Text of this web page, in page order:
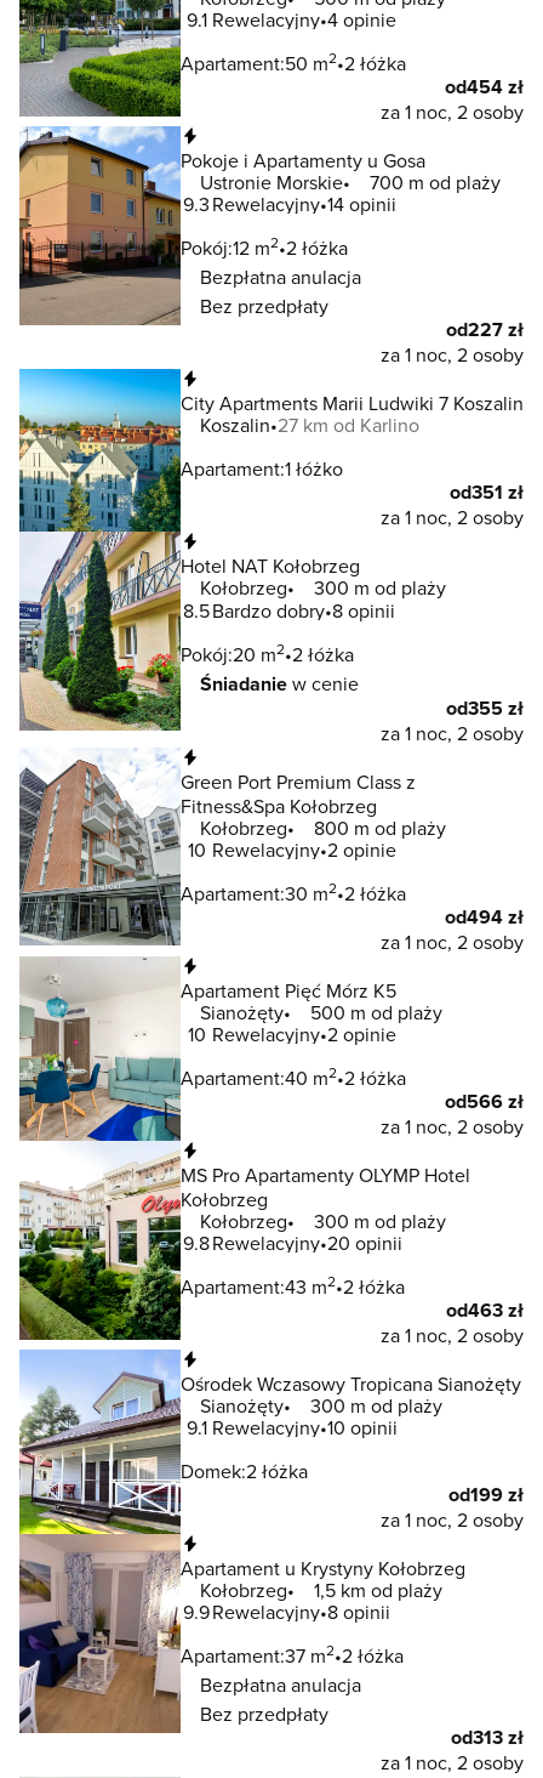
9.1 Rewelacyjny 4 opinie
Apartament:50 m2 2 łóżka
od454 zł
za 1 noc, 2 osoby
Pokoje i Apartamenty u Gosa
Ustronie Morskie
700 m od plaży
9.3Rewelacyjny 14 opinii
Pokój:12 m2 2 łóżka
Bezpłatna anulacja
Bez przedpłaty
od227 zł
za 1 noc, 2 osoby
City Apartments Marii Ludwiki 7 Koszalin
Koszalin 27 km od Karlino
Apartament:1 łóżko
od351 zł
za 1 noc, 2 osoby
Hotel NAT Kołobrzeg
Kołobrzeg
300 m od plaży
8.5Bardzo dobry 8 opinii
Pokój:20 m2 2 łóżka
Śniadaniew cenie
od355 zł
za 1 noc, 2 osoby
Green Port Premium Class z
Fitness&Spa Kołobrzeg
Kołobrzeg
800 m od plaży
10 Rewelacyjny 2 opinie
Apartament:30 m2 2 łóżka
od494 zł
za 1 noc, 2 osoby
Apartament Pięć Mórz K5
Sianożęty
500 m od plaży
10 Rewelacyjny 2 opinie
Apartament:40 m2 2 łóżka
od566 zł
za 1 noc, 2 osoby
MS Pro Apartamenty OLYMP Hotel
Kołobrzeg
Kołobrzeg
300 m od plaży
9.8Rewelacyjny 20 opinii
Apartament:43 m2 2 łóżka
od463 zł
za 1 noc, 2 osoby
Ośrodek Wczasowy Tropicana Sianożęty
Sianożęty
300 m od plaży
9.1 Rewelacyjny 10 opinii
Domek:2 łóżka
od199 zł
za 1 noc, 2 osoby
Apartament u Krystyny Kołobrzeg
Kołobrzeg
1,5 km od plaży
9.9Rewelacyjny 8 opinii
Apartament:37 m2 2 łóżka
Bezpłatna anulacja
Bez przedpłaty
od313 zł
za 1 noc, 2 osoby